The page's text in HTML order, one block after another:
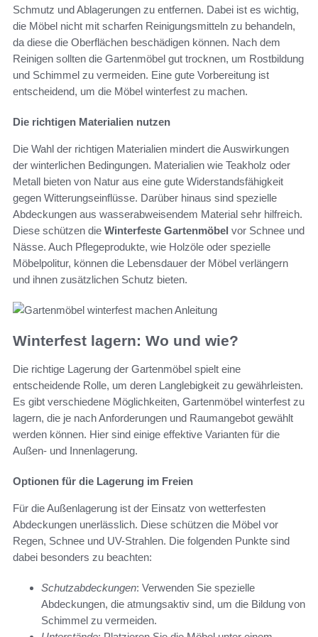
Schmutz und Ablagerungen zu entfernen. Dabei ist es wichtig,
die Möbel nicht mit scharfen Reinigungsmitteln zu behandeln,
da diese die Oberflächen beschädigen können. Nach dem
Reinigen sollten die Gartenmöbel gut trocknen, um Rostbildung
und Schimmel zu vermeiden. Eine gute Vorbereitung ist
entscheidend, um die Möbel winterfest zu machen.
Die richtigen Materialien nutzen
Die Wahl der richtigen Materialien mindert die Auswirkungen
der winterlichen Bedingungen. Materialien wie Teakholz oder
Metall bieten von Natur aus eine gute Widerstandsfähigkeit
gegen Witterungseinflüsse. Darüber hinaus sind spezielle
Abdeckungen aus wasserabweisendem Material sehr hilfreich.
Diese schützen die Winterfeste Gartenmöbel vor Schnee und
Nässe. Auch Pflegeprodukte, wie Holzöle oder spezielle
Möbelpolitur, können die Lebensdauer der Möbel verlängern
und ihnen zusätzlichen Schutz bieten.
Winterfest lagern: Wo und wie?
Die richtige Lagerung der Gartenmöbel spielt eine
entscheidende Rolle, um deren Langlebigkeit zu gewährleisten.
Es gibt verschiedene Möglichkeiten, Gartenmöbel winterfest zu
lagern, die je nach Anforderungen und Raumangebot gewählt
werden können. Hier sind einige effektive Varianten für die
Außen- und Innenlagerung.
Optionen für die Lagerung im Freien
Für die Außenlagerung ist der Einsatz von wetterfesten
Abdeckungen unerlässlich. Diese schützen die Möbel vor
Regen, Schnee und UV-Strahlen. Die folgenden Punkte sind
dabei besonders zu beachten:
Schutzabdeckungen: Verwenden Sie spezielle
Abdeckungen, die atmungsaktiv sind, um die Bildung von
Schimmel zu vermeiden.